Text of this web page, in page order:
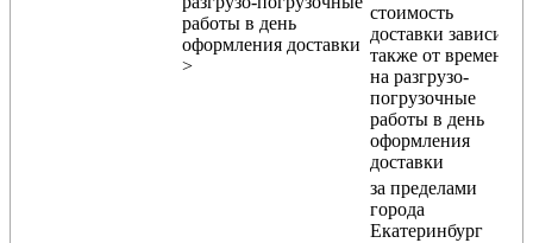
работы в день
оформления доставки
>
стоимость
доставки зависит
также от времени
на разгрузо-
погрузочные
работы в день
оформления
доставки
за пределами
города
Екатеринбург